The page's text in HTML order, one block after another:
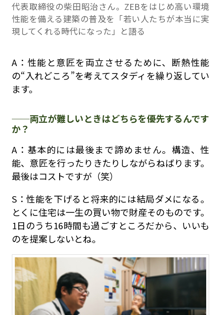
代表取締役の柴田昭治さん。ZEBをはじめ高い環境
性能を備える建築の普及を「若い人たちが本当に実
現してくれる時代になった」と語る
A：性能と意匠を両立させるために、断熱性能
の“入れどころ”を考えてスタディを繰り返してい
ます。
両立が難しいときはどちらを優先するんです
か？
A：基本的には最後まで諦めません。構造、性
能、意匠を行ったりきたりしながらねばります。
最後はコストですが（笑）
S：性能を下げると将来的には結局ダメになる。
とくに住宅は一生の買い物で財産そのものです。
1日のうち16時間も過ごすところだから、いいも
のを提案しないとね。